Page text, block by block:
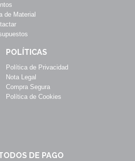
de Material
POLÍTICAS
Política de Privacidad
Nota Legal
Compra Segura
Política de Cookies
DE PAGO